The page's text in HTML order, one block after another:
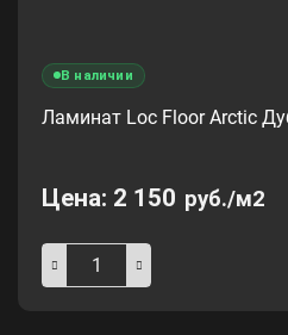
В наличии
Ламинат Loc Floor Arctic
Цена: 2 150 руб./м2